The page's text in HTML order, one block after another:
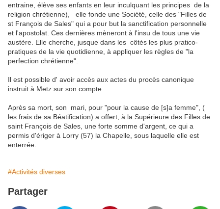
entraine, élève ses enfants en leur inculquant les principes de la
religion chrétienne), elle fonde une Société, celle des "Filles de
st François de Sales" qui a pour but la sanctification personnelle
et l'apostolat. Ces dernières mèneront à l'insu de tous une vie
austère. Elle cherche, jusque dans les côtés les plus pratico-
pratiques de la vie quotidienne, à appliquer les règles de "la
perfection chrétienne".
Il est possible d' avoir accès aux actes du procès canonique
instruit à Metz sur son compte.
Après sa mort, son mari, pour "pour la cause de [s]a femme", (
les frais de sa Béatification) a offert, à la Supérieure des Filles de
saint François de Sales, une forte somme d'argent, ce qui a
permis d'ériger à Lorry (57) la Chapelle, sous laquelle elle est
enterrée.
#Activités diverses
Partager